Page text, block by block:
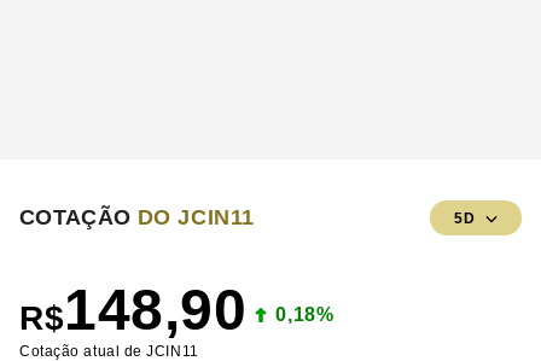
COTAÇÃO DO JCIN11 5D
R$148,90 0,18%
Cotação atual de JCIN11